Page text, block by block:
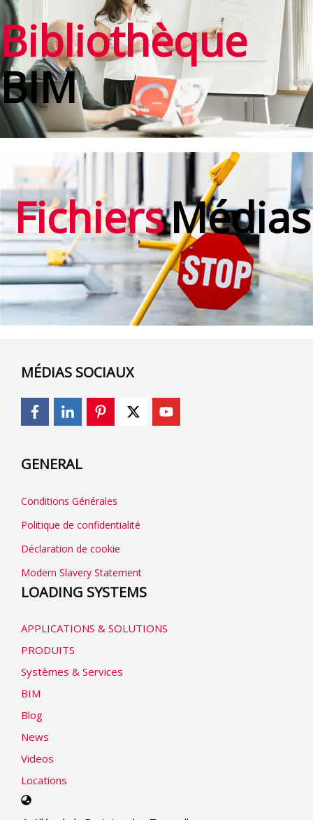
Bibliothèque
BIM
FichiersMédias
MÉDIAS SOCIAUX
GENERAL
Conditions Générales
Politique de confidentialité
Déclaration de cookie
Modern Slavery Statement
LOADING SYSTEMS
APPLICATIONS & SOLUTIONS
PRODUITS
Systèmes & Services
BIM
Blog
News
Videos
Locations
Select